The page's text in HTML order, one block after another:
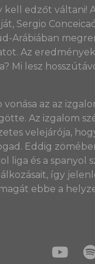
kell edzőt
Sergio
Arábiában
Az
Mi lesz
az az
Az izgalom
velejárója,
Eddig
liga és a
így
ebbe a